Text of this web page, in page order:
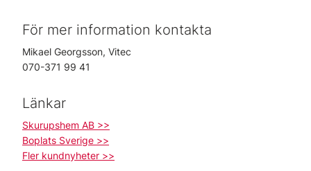
För mer information kontakta
Mikael Georgsson, Vitec
070-371 99 41
Länkar
Skurupshem AB >>
Boplats Sverige >>
Fler kundnyheter >>